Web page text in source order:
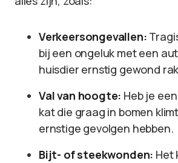
Verkeersongevallen:
bij een ongeluk met een
huisdier ernstig gewond
Val van hoogte: Heb je
kat die graag in bomen
ernstige gevolgen hebben.
Bijt- of steekwonden: Het